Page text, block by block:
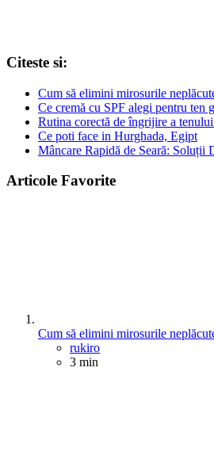
Citeste si:
Cum să elimini mirosurile
Ce cremă cu SPF alegi pentru ten
Rutina corectă de îngrijire a
Ce poti face in Hurghada, Egipt
Mâncare Rapidă de Seară: Soluții
Articole Favorite
Cum să elimini mirosurile
Posted
rukiro
3 min